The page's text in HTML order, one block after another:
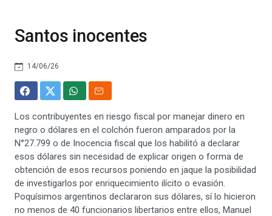
Santos inocentes
14/06/26
Los contribuyentes en riesgo fiscal por manejar dinero en
negro o dólares en el colchón fueron amparados por la
N°27.799 o de Inocencia fiscal que los habilitó a declarar
esos dólares sin necesidad de explicar origen o forma de
obtención de esos recursos poniendo en jaque la posibilidad
de investigarlos por enriquecimiento ilícito o evasión.
Poquísimos argentinos declararon sus dólares, sí lo hicieron
no menos de 40 funcionarios libertarios entre ellos, Manuel